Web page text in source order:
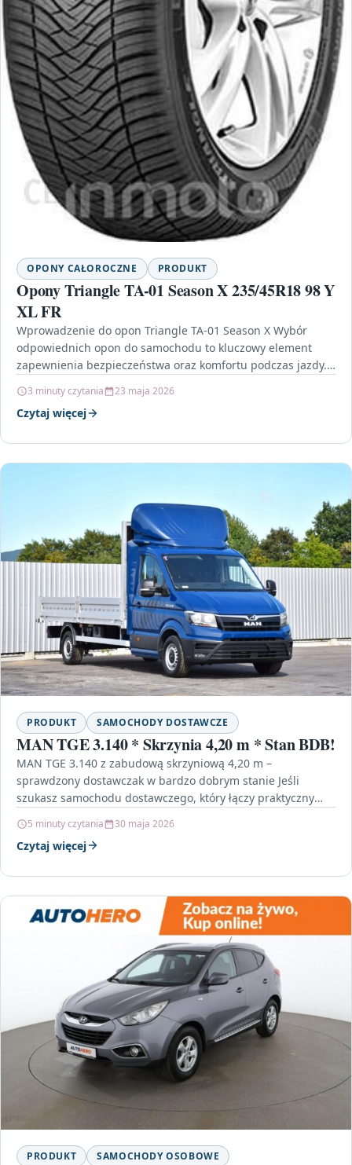
OPONY CAŁOROCZNE PRODUKT
Opony Triangle TA-01 Season X 235/45R18 98 Y
XL FR
Wprowadzenie do opon Triangle TA-01 Season X Wybór
odpowiednich opon do samochodu to kluczowy element
zapewnienia bezpieczeństwa oraz komfortu podczas jazdy.
3 minuty czytania 23 maja 2026
Czytaj więcej
PRODUKT SAMOCHODY DOSTAWCZE
MAN TGE 3.140 * Skrzynia 4,20 m * Stan BDB!
MAN TGE 3.140 z zabudową skrzyniową 4,20 m –
sprawdzony dostawczak w bardzo dobrym stanie Jeśli
szukasz samochodu dostawczego, który łączy praktyczny
5 minuty czytania 30 maja 2026
Czytaj więcej
PRODUKT SAMOCHODY OSOBOWE